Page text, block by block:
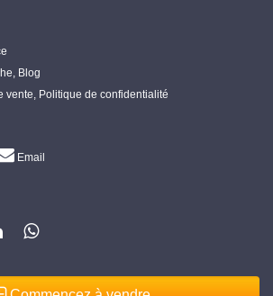
, Blog
vente, Politique de confidentialité
Email